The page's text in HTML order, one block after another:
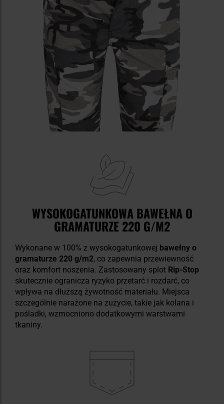
WYSOKOGATUNKOWA BAWEŁNA O
GRAMATURZE 220 G/M2
Wykonane w 100% z wysokogatunkowej bawełny o
gramaturze 220 g/m2, co zapewnia przewiewność
oraz komfort noszenia. Zastosowany splot Rip-Stop
skutecznie ogranicza ryzyko przetarć i rozdarć, co
wpływa na dłuższą żywotność materiału. Miejsca
szczególnie narażone na zużycie, takie jak kolana i
pośladki, wzmocniono dodatkowymi warstwami
tkaniny.